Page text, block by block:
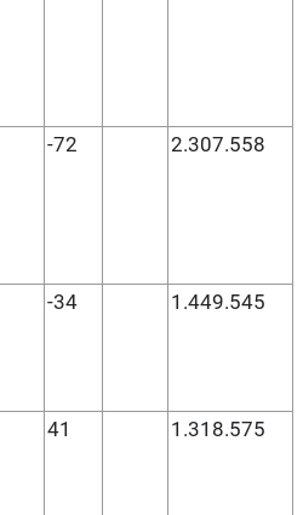
-72 2.307.558
-34 1.449.545
41 1.318.575